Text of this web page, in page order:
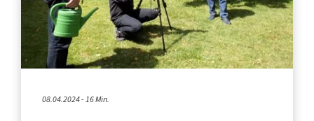
08.04.2024 - 16 Min.